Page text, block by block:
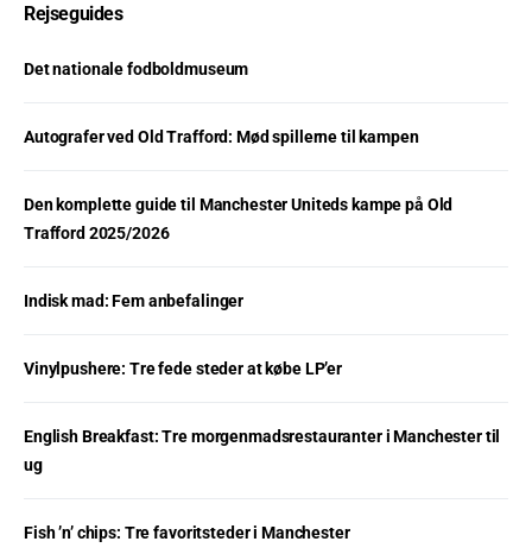
Rejseguides
Det nationale fodboldmuseum
Autografer ved Old Trafford: Mød spillerne til kampen
Den komplette guide til Manchester Uniteds kampe på Old
Trafford 2025/2026
Indisk mad: Fem anbefalinger
Vinylpushere: Tre fede steder at købe LP’er
English Breakfast: Tre morgenmadsrestauranter i Manchester til
ug
Fish ’n’ chips: Tre favoritsteder i Manchester